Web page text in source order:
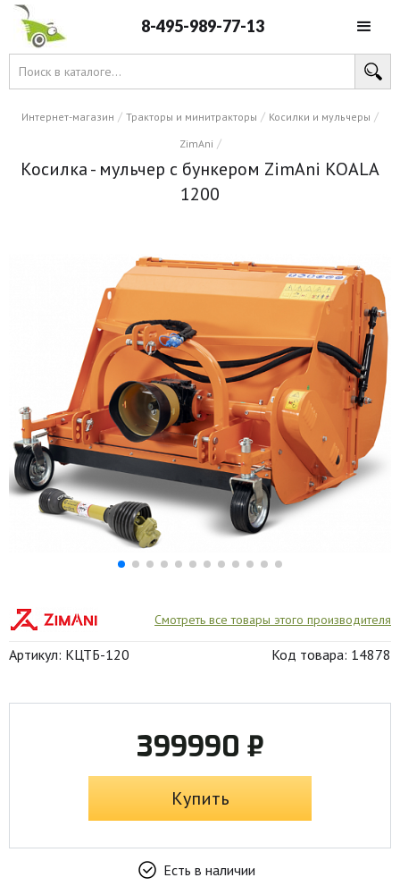
8-495-989-77-13
Интернет-магазин / Тракторы и минитракторы / Косилки и мульчеры /
ZimAni /
Косилка - мульчер с бункером ZimAni KOALA
1200
Смотреть все товары этого производителя
Артикул: КЦТБ-120 Код товара: 14878
399990 ₽
Купить
Есть в наличии